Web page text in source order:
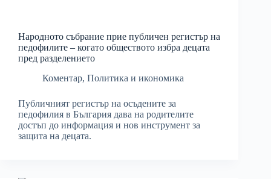
Народното събрание прие публичен регистър на
педофилите – когато обществото избра децата
пред разделението
Коментар, Политика и икономика
Публичният регистър на осъдените за
педофилия в България дава на родителите
достъп до информация и нов инструмент за
защита на децата.